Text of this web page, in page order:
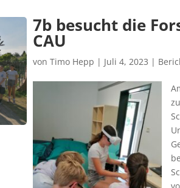
7b besucht die
CAU
von Timo Hepp | Juli 4, 2023 |